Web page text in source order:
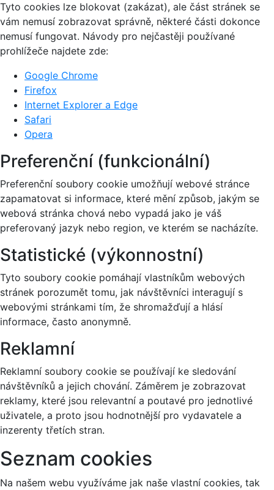
Tyto cookies lze blokovat (zakázat), ale část stránek se
vám nemusí zobrazovat správně, některé části dokonce
nemusí fungovat. Návody pro nejčastěji používané
prohlížeče najdete zde:
Google Chrome
Firefox
Internet Explorer a Edge
Safari
Opera
Preferenční (funkcionální)
Preferenční soubory cookie umožňují webové stránce
zapamatovat si informace, které mění způsob, jakým se
webová stránka chová nebo vypadá jako je váš
preferovaný jazyk nebo region, ve kterém se nacházíte.
Statistické (výkonnostní)
Tyto soubory cookie pomáhají vlastníkům webových
stránek porozumět tomu, jak návštěvníci interagují s
webovými stránkami tím, že shromažďují a hlásí
informace, často anonymně.
Reklamní
Reklamní soubory cookie se používají ke sledování
návštěvníků a jejich chování. Záměrem je zobrazovat
reklamy, které jsou relevantní a poutavé pro jednotlivé
uživatele, a proto jsou hodnotnější pro vydavatele a
inzerenty třetích stran.
Seznam cookies
Na našem webu využíváme jak naše vlastní cookies, tak